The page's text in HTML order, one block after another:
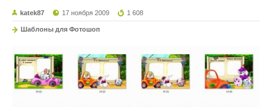
katek87 17 ноября 2009 1 608
Шаблоны для Фотошоп